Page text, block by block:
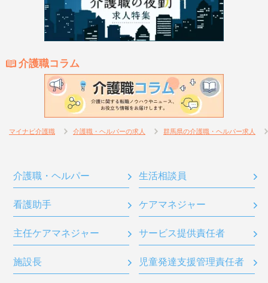
介護職コラム
マイナビ介護職 介護職・ヘルパーの求人 群馬県の介護職・ヘルパー求人
介護職・ヘルパー 生活相談員
看護助手 ケアマネジャー
主任ケアマネジャー サービス提供責任者
施設長 児童発達支援管理責任者